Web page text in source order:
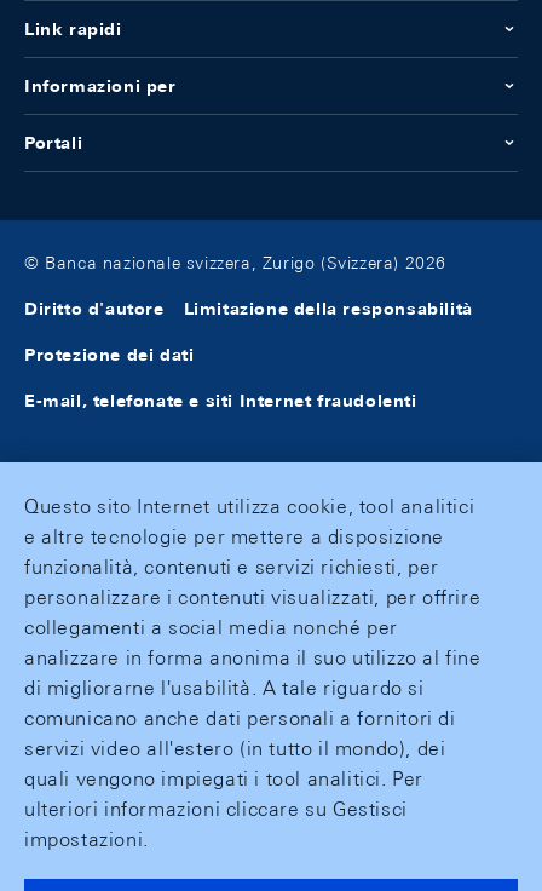
Link rapidi
Informazioni per
Portali
© Banca nazionale svizzera, Zurigo (Svizzera) 2026
Diritto d'autore Limitazione della responsabilità
Protezione dei dati
E-mail, telefonate e siti Internet fraudolenti
Questo sito Internet utilizza cookie, tool analitici
e altre tecnologie per mettere a disposizione
funzionalità, contenuti e servizi richiesti, per
personalizzare i contenuti visualizzati, per offrire
collegamenti a social media nonché per
analizzare in forma anonima il suo utilizzo al fine
di migliorarne l'usabilità. A tale riguardo si
comunicano anche dati personali a fornitori di
servizi video all'estero (in tutto il mondo), dei
quali vengono impiegati i tool analitici. Per
ulteriori informazioni cliccare su Gestisci
impostazioni.